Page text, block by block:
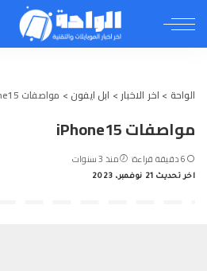
الواحة > اخر الاخبار > ابل ايفون > مواصفات iPhone15
مواصفات iPhone15
6 دقيقة قراءة منذ 3 سنوات
اخر تحديث 21 نوفمبر، 2023